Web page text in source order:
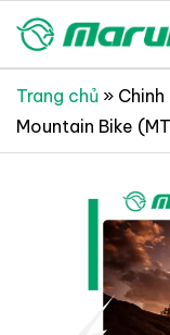
Skip
content
Xe đạp
Since
Xe đạp Nhật Bản
Trang chủ »
Mountain Bike